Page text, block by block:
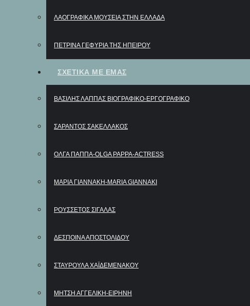
ΛΑΟΓΡΑΦΙΚΆ ΜΟΥΣΕΊΑ ΣΤΗΝ ΕΛΛΆΔΑ
ΠΕΤΡΙΝΑ ΓΕΦΥΡΙΑ ΤΗΣ ΗΠΕΙΡΟΥ
ΣΧΕΤΙΚΑ ΜΕ ΕΜΑΣ
ΒΑΣΊΛΗΣ ΛΆΠΠΑΣ ΒΙΟΓΡΑΦΙΚΌ-ΕΡΓΟΓΡΑΦΙΚΌ
ΣΑΡΆΝΤΟΣ ΣΑΚΕΛΛΆΚΟΣ
ΌΛΓΑ ΠΑΠΠΆ-OLGA PAPPA-ΑCTRESS
ΜΑΡΊΑ ΓΙΑΝΝΆΚΗ-MARIA GIANNAKI
ΡΟΥΣΣΈΤΟΣ ΣΙΓΆΛΑΣ
ΔΈΣΠΟΙΝΑ ΑΠΟΣΤΟΛΊΔΟΥ
ΣΤΑΥΡΟΎΛΑ ΧΑΪΔΕΜΕΝΆΚΟΥ
ΜΉΤΣΗ ΑΓΓΕΛΙΚΉ-ΕΙΡΉΝΗ